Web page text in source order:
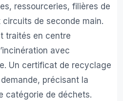
ressourceries, filières de
de seconde main.
traités en centre
avec
Un certificat de recyclage
précisant la
catégorie de déchets.